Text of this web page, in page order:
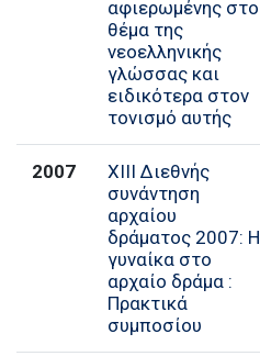
αφιερωμένης στο
θέμα της
νεοελληνικής
γλώσσας και
ειδικότερα στον
τονισμό αυτής
2007
ΧΙΙΙ Διεθνής
συνάντηση
αρχαίου
δράματος 2007: Η
γυναίκα στο
αρχαίο δράμα :
Πρακτικά
συμποσίου